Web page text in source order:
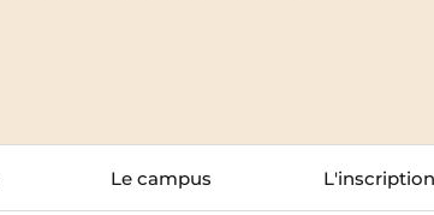
Bordeaux Le Havre
Le campus L'inscription